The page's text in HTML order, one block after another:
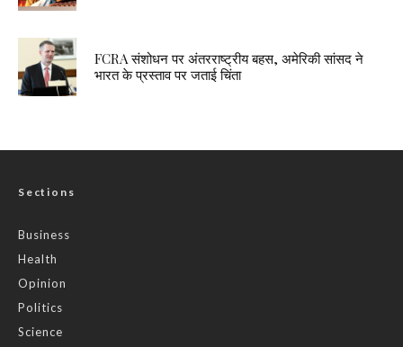
FCRA संशोधन पर अंतरराष्ट्रीय बहस, अमेरिकी सांसद ने
भारत के प्रस्ताव पर जताई चिंता
Sections
Business
Health
Opinion
Politics
Science